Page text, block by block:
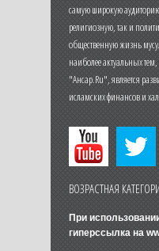
самую широкую
религиозную, так и
общественную жизнь
наиболее актуальных
"Ансар.Ru", является
исламских финансов и
ВОЗРАСТНАЯ
При
гиперссылка на